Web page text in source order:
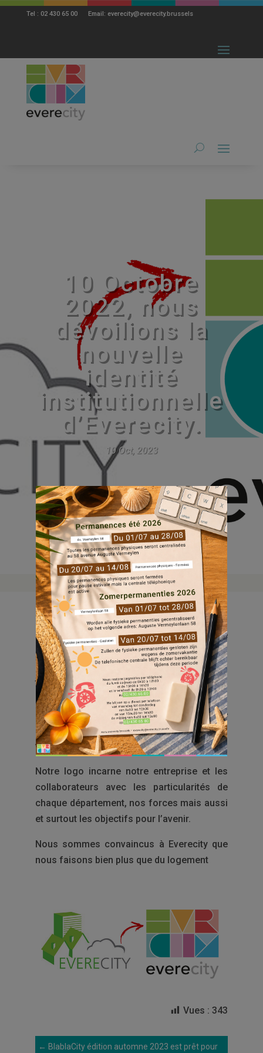
Tel : 02 430 65 00 Email: everecity@everecity.brussels
10 Octobre
2022, nous
dévoilions la
nouvelle
identité
institutionnelle
d’Everecity.
10 Oct, 2023
Cette nouvelle identité est le reflet d’une
entreprise qui a évolué depuis la fusion
entrainant dans son sillage la
transformation de chaque département.
L’évolution de l’image de l’entreprise est la
suite logique de ce parcours et une étape
essentielle pour être en adéquation avec les
valeurs d’Everecity.
Notre logo incarne notre entreprise et les
collaborateurs avec les particularités de
chaque département, nos forces mais aussi
et surtout les objectifs pour l’avenir.
Nous sommes convaincus à Everecity que
nous faisons bien plus que du logement
Vues : 343
← BlablaCity édition automne 2023 est prêt pour
modal-check